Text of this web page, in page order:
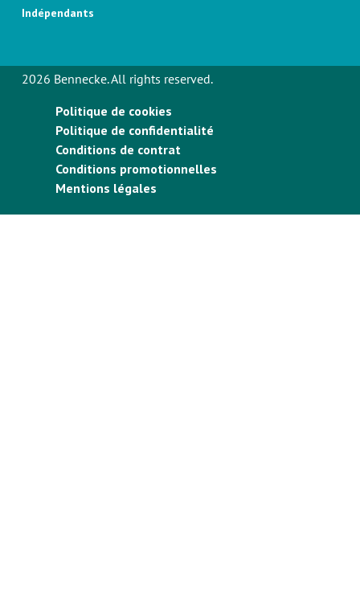
Indépendants
2026 Bennecke. All rights reserved.
Politique de cookies
Politique de confidentialité
Conditions de contrat
Conditions promotionnelles
Mentions légales